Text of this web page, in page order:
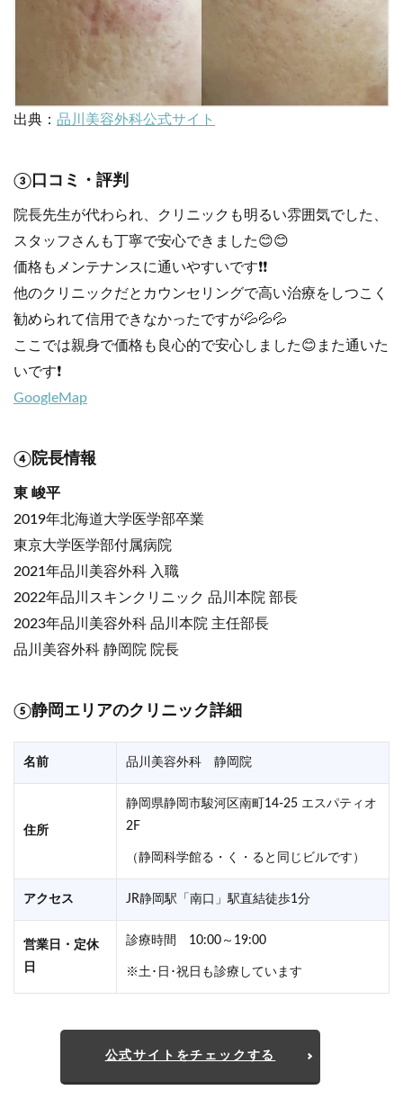
出典： 品川美容外科公式サイト
③口コミ・評判
院長先生が代わられ、クリニックも明るい雰囲気でした、
スタッフさんも丁寧で安心できました😊😊
価格もメンテナンスに通いやすいです❗️❗️
他のクリニックだとカウンセリングで高い治療をしつこく
勧められて信用できなかったですが💦💦💦
ここでは親身で価格も良心的で安心しました😊また通いた
いです❗️
GoogleMap
④院長情報
東 峻平
2019年北海道大学医学部卒業
東京大学医学部付属病院
2021年品川美容外科 入職
2022年品川スキンクリニック 品川本院 部長
2023年品川美容外科 品川本院 主任部長
品川美容外科 静岡院 院長
⑤静岡エリアのクリニック詳細
名前 品川美容外科 静岡院
住所
静岡県静岡市駿河区南町14-25 エスパティオ
2F
（静岡科学館る・く・ると同じビルです）
アクセス JR静岡駅「南口」駅直結徒歩1分
営業日・定休
日
診療時間 10:00～19:00
※土･日･祝日も診療しています
公式サイトをチェックする